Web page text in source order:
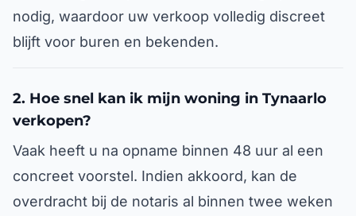
nodig, waardoor uw verkoop volledig discreet
blijft voor buren en bekenden.
2. Hoe snel kan ik mijn woning in Tynaarlo
verkopen?
Vaak heeft u na opname binnen 48 uur al een
concreet voorstel. Indien akkoord, kan de
overdracht bij de notaris al binnen twee weken